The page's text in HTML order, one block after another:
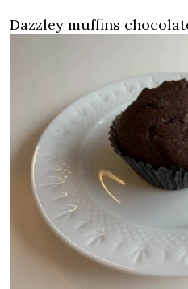
Dazzley muffins